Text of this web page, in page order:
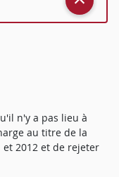
n'y a pas lieu à
au titre de la
et 2012 et de rejeter